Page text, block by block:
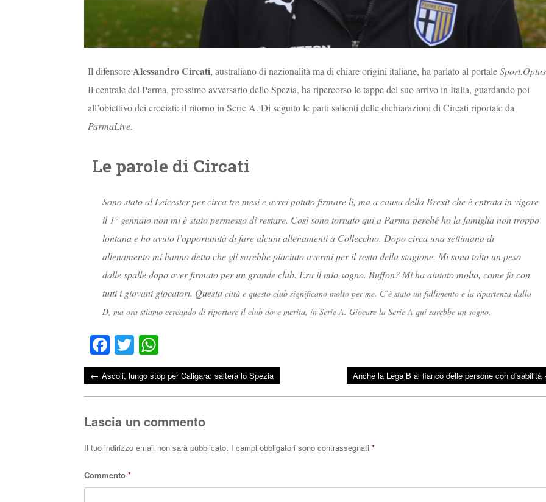
Il difensoreAlessandro Circati, australiano di nazionalità ma di chiare origini italiane, ha parlato al portaleSport.Optus
Il centrale del Parma, prossimo avversario dello Spezia, ha ripercorso le tappe del suo arrivo in Italia, guardando poi
all’obiettivo dei crociati: il ritorno in Serie A. Di seguito le parti salienti delle dichiarazioni di Circati riportate da
ParmaLive.
Le parole di Circati
Sono stato al Leicester per circa tre mesi e avrei potuto firmare lì, ma a causa della Brexit che è entrata in vigore
il 1° gennaio non mi è stato permesso di restare. Così sono tornato qui a Parma perché ho la famiglia non troppo
lontana e ho avuto l’opportunità di fare alcuni allenamenti a Collecchio. Dopo circa una settimana di
allenamento mi hanno detto che gli sarebbe piaciuto avermi per il resto della stagione. Mi sono tolto un peso
dalle spalle dopo aver firmato per un grande club. Era il mio sogno. Buffon? Mi ha aiutato molto, come fa con
tutti i giovani giocatori. Questa città e questo club significano molto per me. C’è stato un fallimento e la ripartenza dalla
D, ma ora stiamo cercando di riportare il club dove merita, in Serie A. Giocare la Serie A qui sarebbe un sogno.
Fa
ce
bo
ok
T
wi
tte
r
ha
ts
A
pp
Post navigation
← Ascoli, lungo stop per Caligara: salterà lo Spezia Anche la Lega B al fianco delle persone con disabilità
Lascia un commento
Il tuo indirizzo email non sarà pubblicato. I campi obbligatori sono contrassegnati *
Commento *